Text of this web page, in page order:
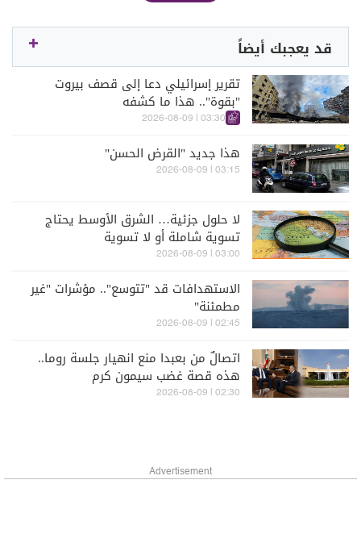
قد يعجبك أيضاً
تقرير إسرائيلي دعا إلى قصف بيروت
"بقوة".. هذا ما كشفه
03:30 | 2026-08-09
هذا جديد "القرض الحسن"
03:15 | 2026-08-09
لا حلول جزئية… الشرق الأوسط يحتاج
تسوية شاملة أو لا تسوية
03:00 | 2026-08-09
الاستهدافات قد "تتوسع".. مؤشرات "غير
مطمئنة"
02:45 | 2026-08-09
اتصالٌ من بعبدا منع انهيار جلسة روما..
هذه قصة غضب سيمون كرم
02:30 | 2026-08-09
Advertisement